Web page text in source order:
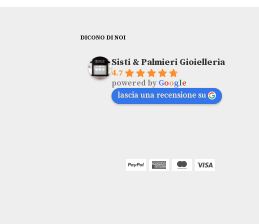
DICONO DI NOI
Sisti & Palmieri Gioielleria
4.7
powered by Google
lascia una recensione su